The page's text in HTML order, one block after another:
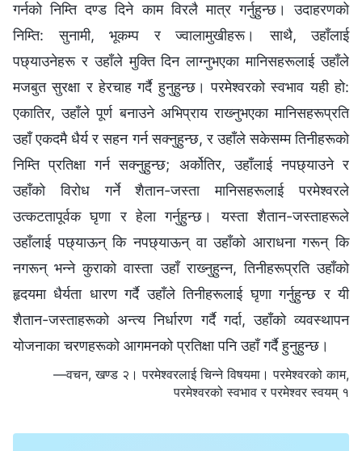
गर्नको निम्ति दण्ड दिने काम विरलै मात्र गर्नुहुन्छ। उदाहरणको
निम्ति: सुनामी, भूकम्प र ज्वालामुखीहरू। साथै, उहाँलाई
पछ्याउनेहरू र उहाँले मुक्ति दिन लाग्‍नुभएका मानिसहरूलाई उहाँले
मजबुत सुरक्षा र हेरचाह गर्दै हुनुहुन्छ। परमेश्‍वरको स्वभाव यही हो:
एकातिर, उहाँले पूर्ण बनाउने अभिप्राय राख्‍नुभएका मानिसहरूप्रति
उहाँ एकदमै धैर्य र सहन गर्न सक्‍नुहुन्छ, र उहाँले सकेसम्म तिनीहरूको
निम्ति प्रतिक्षा गर्न सक्‍नुहुन्छ; अर्कोतिर, उहाँलाई नपछ्याउने र
उहाँको विरोध गर्ने शैतान-जस्ता मानिसहरूलाई परमेश्‍वरले
उत्कटतापूर्वक घृणा र हेला गर्नुहुन्छ। यस्ता शैतान-जस्ताहरूले
उहाँलाई पछ्याऊन् कि नपछ्याऊन् वा उहाँको आराधना गरून् कि
नगरून् भन्‍ने कुराको वास्ता उहाँ राख्‍नुहुन्‍न, तिनीहरूप्रति उहाँको
हृदयमा धैर्यता धारण गर्दै उहाँले तिनीहरूलाई घृणा गर्नुहुन्छ र यी
शैतान-जस्ताहरूको अन्त्य निर्धारण गर्दै गर्दा, उहाँको व्यवस्थापन
योजनाका चरणहरूको आगमनको प्रतिक्षा पनि उहाँ गर्दै हुनुहुन्छ।
—वचन, खण्ड २। परमेश्‍वरलाई चिन्‍ने विषयमा। परमेश्‍वरको काम,
परमेश्‍वरको स्वभाव र परमेश्‍वर स्वयम् १